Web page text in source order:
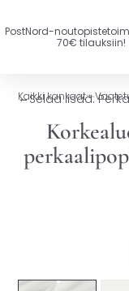
PostNord-
70€ tilauksiin!
UUTTA
KAIKKI
Kaikki kankaat»
←Selaa lisää: